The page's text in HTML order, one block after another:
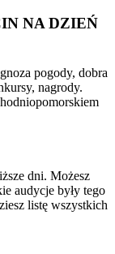
NA DZIEŃ
pogody, dobra
nagrody.
dni. Możesz
audycje były tego
listę wszystkich